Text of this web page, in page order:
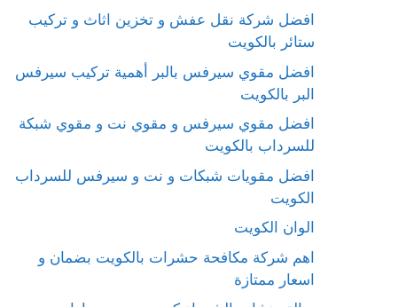
افضل شركة نقل عفش و تخزين اثاث و تركيب
ستائر بالكويت
افضل مقوي سيرفس بالبر أهمية تركيب سيرفس
البر بالكويت
افضل مقوي سيرفس و مقوي نت و مقوي شبكة
للسرداب بالكويت
افضل مقويات شبكات و نت و سيرفس للسرداب
الكويت
الوان الكويت
اهم شركة مكافحة حشرات بالكويت بضمان و
اسعار ممتازة